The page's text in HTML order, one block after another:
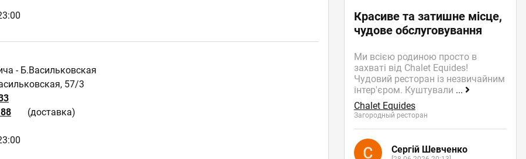
- Б.Васильковская
57/3
(доставка)
Красиве та затишне місце,
чудове обслуговування
Ми всією родиною просто в
захваті від Chalet Equides!
Чудовий ресторан із незвичайним
інтер'єром. Куштували ...
Chalet Equides
Загородный ресторан
Сергій Шевченко